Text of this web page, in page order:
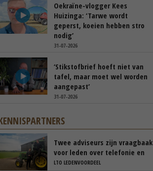
Oekraïne-vlogger Kees
Huizinga: ‘Tarwe wordt
geperst, koeien hebben stro
nodig’
31-07-2026
‘Stikstofbrief hoeft niet van
tafel, maar moet wel worden
aangepast’
31-07-2026
Twee adviseurs zijn vraagbaak
voor leden over telefonie en
ICT
LTO LEDENVOORDEEL